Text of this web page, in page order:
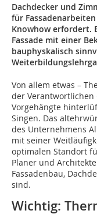
Dachdecker und
für
Knowhow erfordert.
Fassade mit einer
bauphyskalisch
Von allem etwas –
der
Vorgehängte
Singen. Das
des Unternehmens
mit seiner
optimalen Standort
Planer und
Fassadenbau,
sind.
Wichtig: